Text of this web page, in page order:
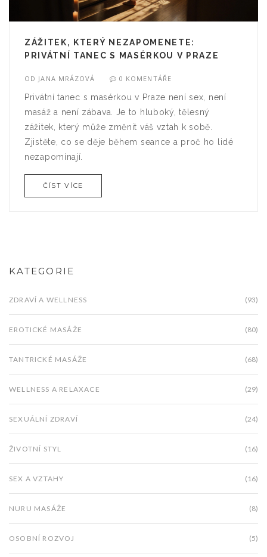
ZÁŽITEK, KTERÝ NEZAPOMENETE:
PRIVÁTNÍ TANEC S MASÉRKOU V PRAZE
OD JANA MRÁZOVÁ 0 KOMENTÁŘE
Privátní tanec s masérkou v Praze není sex, není
masáž a není zábava. Je to hluboký, tělesný
zážitek, který může změnit váš vztah k sobě.
Zjistěte, co se děje během seance a proč ho lidé
nezapomínají.
ČÍST VÍCE
KATEGORIE
ZDRAVÍ A WELLNESS (93)
EROTICKÉ MASÁŽE (80)
TANTRICKÉ MASÁŽE (68)
WELLNESS A RELAXACE (29)
SEXUÁLNÍ ZDRAVÍ (24)
ŽIVOTNÍ STYL (16)
SEX A VZTAHY (16)
NURU MASÁŽE (8)
OSOBNÍ ROZVOJ (5)